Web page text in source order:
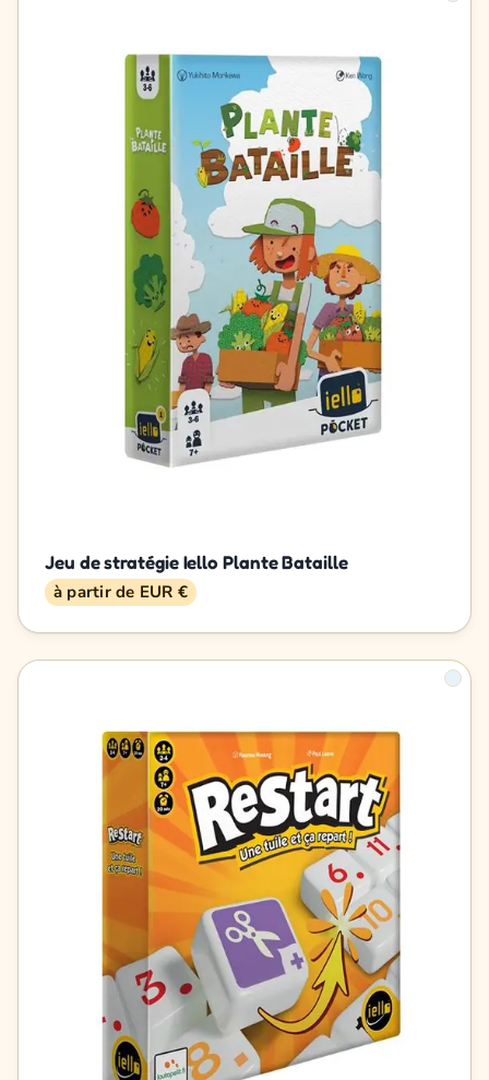
Jeu de stratégie Iello Plante Bataille
à partir de EUR €